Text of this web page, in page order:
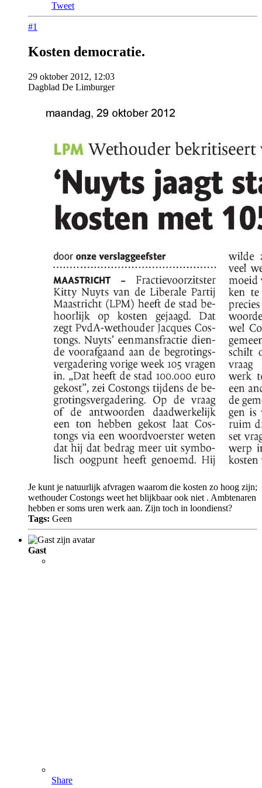
Tweet
#1
Kosten democratie.
29 oktober 2012, 12:03
Dagblad De Limburger
Je kunt je natuurlijk afvragen waarom die kosten zo hoog zijn;
wethouder Costongs weet het blijkbaar ook niet . Ambtenaren
hebben er soms uren werk aan. Zijn toch in loondienst?
Tags: Geen
Gast
Share